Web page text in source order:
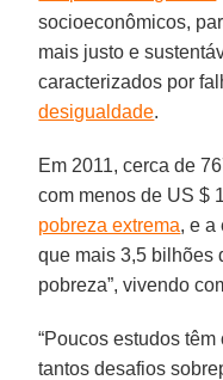
socioeconômicos,
mais justo e
caracterizados por
desigualdade.
Em 2011, cerca de
com menos de US $
pobreza extrema, e a
que mais 3,5 bilhões
pobreza”, vivendo
“Poucos estudos
tantos desafios